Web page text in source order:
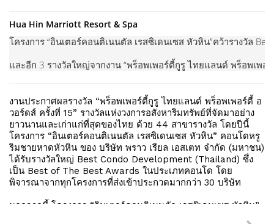
Hua Hin Marriott Resort & Spa
โครงการ “อินเตอร์คอนติเนนตัล เรสซิเดนเซส หัวหิน”คว้ารางวัล
และอีก 3 รางวัลใหญ่จากงาน “พร็อพเพอร์ตี้กูรู ไทยแลนด์ พร็อพเพอ
งานประกาศผลรางวัล “พร็อพเพอร์ตี้กูรู ไทยแลนด์ พร็อพเพอร์ตี้ อ
วอร์ดส์ ครั้งที่ 15” รางวัลแห่งวงการอสังหาริมทรัพย์ที่จัดมาอย่าง
ยาวนานและเก่าแก่ที่สุดของไทย ด้วย 44 สาขารางวัล โดยปีนี้
โครงการ “อินเตอร์คอนติเนนตัล เรสซิเดนเซส หัวหิน” คอนโดหรู
ริมชายหาดหัวหิน ของ บริษัท พราว เรียล เอสเตท จำกัด (มหาชน)
ได้รับรางวัลใหญ่ Best Condo Development (Thailand) ซึ่ง
เป็น Best of The Best Awards ในประเภทคอนโด โดย
พิจารณาจากทุกโครงการที่ส่งเข้าประกวดมากกว่า 30 บริษัท
นอกจากนี้ โครงการ “อินเตอร์คอนติเนนตัล เรสซิเดนเซส หัวหิน”
©2021
Plandscape.
All
Right
Reserved
Cookies Policy